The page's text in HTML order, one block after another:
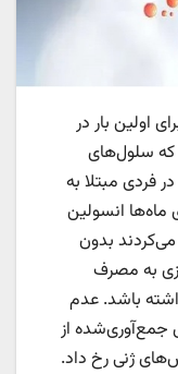
اولین بار در
سلول‌های
فردی مبتلا به
ماه‌ها انسولین
می‌کردند بدون
به مصرف
باشد. عدم
جمع‌آوری‌شده از
ژنی رخ داد.